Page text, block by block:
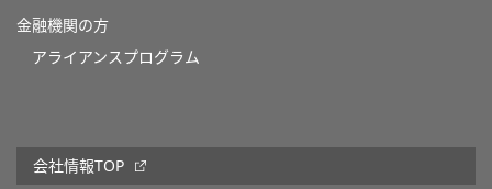
金融機関の方
アライアンスプログラム
会社情報TOP